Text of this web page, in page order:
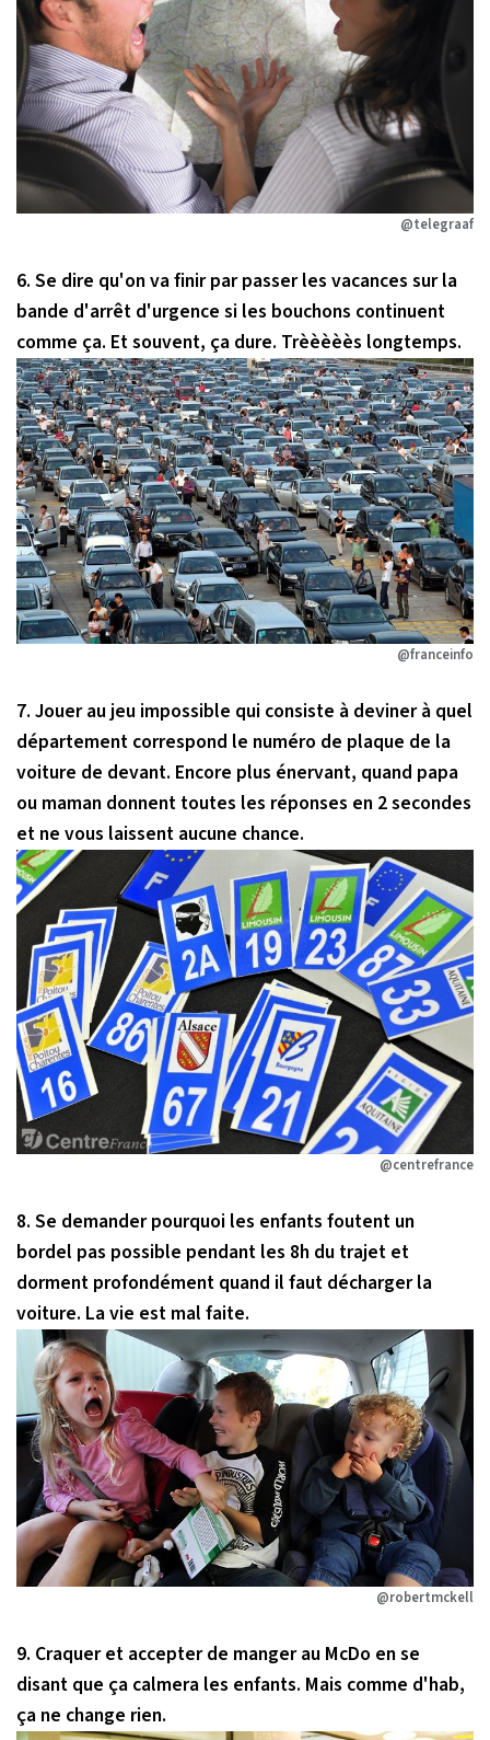
@telegraaf
6. Se dire qu'on va finir par passer les vacances sur la
bande d'arrêt d'urgence si les bouchons continuent
comme ça. Et souvent, ça dure. Trèèèèès longtemps.
@franceinfo
7. Jouer au jeu impossible qui consiste à deviner à quel
département correspond le numéro de plaque de la
voiture de devant. Encore plus énervant, quand papa
ou maman donnent toutes les réponses en 2 secondes
et ne vous laissent aucune chance.
@centrefrance
8. Se demander pourquoi les enfants foutent un
bordel pas possible pendant les 8h du trajet et
dorment profondément quand il faut décharger la
voiture. La vie est mal faite.
@robertmckell
9. Craquer et accepter de manger au McDo en se
disant que ça calmera les enfants. Mais comme d'hab,
ça ne change rien.